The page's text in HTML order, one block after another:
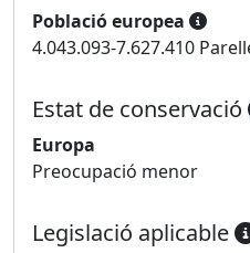
Població europea
4.043.093-7.627.410
Estat de conservació
Europa
Preocupació menor
Legislació aplicable